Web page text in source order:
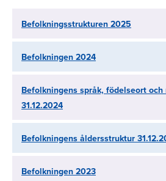
Befolkningsstrukturen 2025
Befolkningen 2024
Befolkningens språk, födelseort och
31.12.2024
Befolkningens åldersstruktur
Befolkningen 2023